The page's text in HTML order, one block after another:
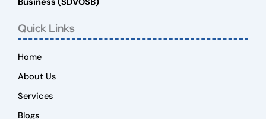
Quick Links
Home
About Us
Services
Blogs